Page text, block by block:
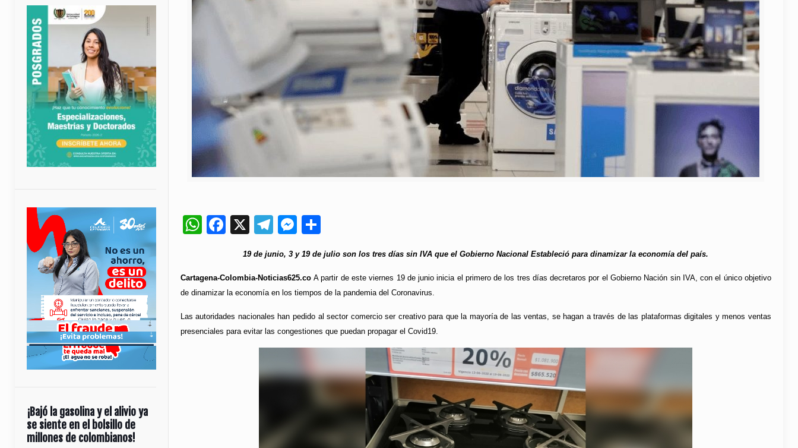
WhatsApp
Facebook
X Telegram
Messenger
19 de junio, 3 y 19 de julio son los tres días sin IVA que el Gobierno Nacional Estableció para dinamizar la economía del país.
Cartagena-Colombia-Noticias625.coA partir de este viernes 19 de junio inicia el primero de los tres días decretaros por el Gobierno Nación sin IVA, con el único objetivo
de dinamizar la economía en los tiempos de la pandemia del Coronavirus.
Las autoridades nacionales han pedido al sector comercio ser creativo para que la mayoría de las ventas, se hagan a través de las plataformas digitales y menos ventas
presenciales para evitar las congestiones que puedan propagar el Covid19.
¡Bajó la gasolina y el alivio ya
se siente en el bolsillo de
millones de colombianos!